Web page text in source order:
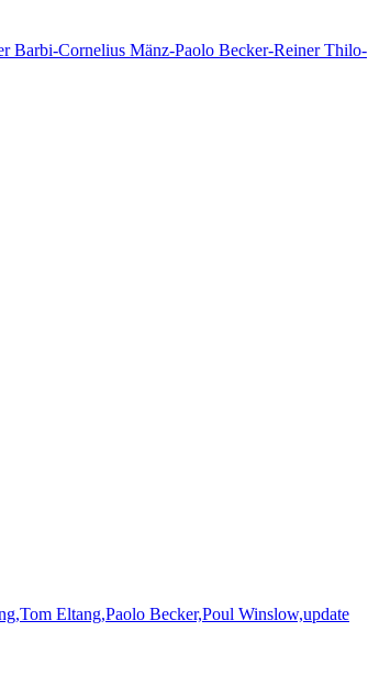
Barbi-Cornelius Mänz-Paolo Becker-Reiner Thilo-
Eltang,Paolo Becker,Poul Winslow,update